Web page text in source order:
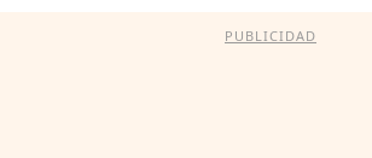
PUBLICIDAD